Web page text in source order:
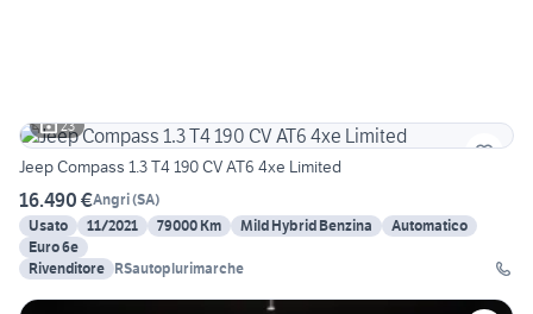
23
Jeep Compass 1.3 T4 190 CV AT6 4xe Limited
16.490 €Angri(SA)
Usato
11/2021 79000 Km Mild Hybrid Benzina
Automatico
Euro 6e
Rivenditore RSautoplurimarche